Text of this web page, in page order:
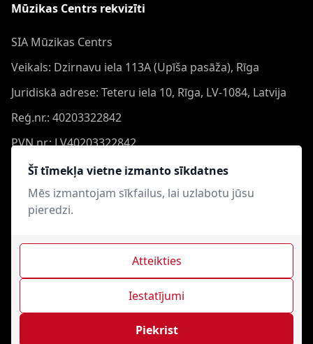
Šī tīmekļa vietne izmanto sīkdatnes
Mēs izmantojam sīkfailus, lai uzlabotu jūsu
pieredzi.
Piekrist
Iestatījumi
Atteikties
Mūzikas Centrs rekvizīti
SIA Mūzikas Centrs
Veikals: Dzirnavu iela 113A (Upīša pasāža), Rīga
Juridiskā adrese: Teteru iela 10, Rīga, LV-1084, Latvija
Reģ.nr.: 40203322842
PVN nr.: LV40203322842
Banka: Swedbank AS
Konts: LV44HABA0551050864473
Swift: HABALV22
Mūzikas Centrs © 2021-2026. Visas tiesības aizsargātas.
Interneta veikala izveide - Magecode